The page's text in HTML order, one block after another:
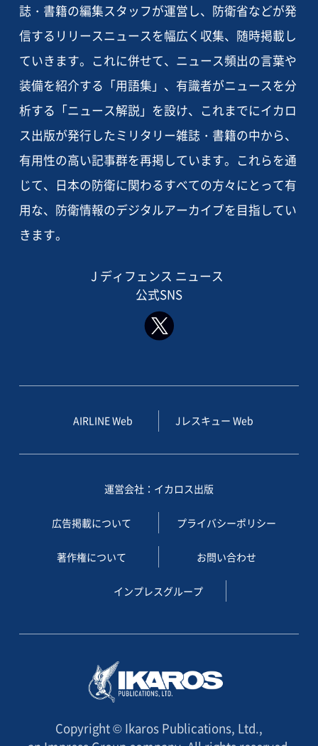
誌・書籍の編集スタッフが運営し、防衛省などが発
信するリリースニュースを幅広く収集、随時掲載し
ていきます。これに併せて、ニュース頻出の言葉や
装備を紹介する「用語集」、有識者がニュースを分
析する「ニュース解説」を設け、これまでにイカロ
ス出版が発行したミリタリー雑誌・書籍の中から、
有用性の高い記事群を再掲しています。これらを通
じて、日本の防衛に関わるすべての方々にとって有
用な、防衛情報のデジタルアーカイブを目指してい
きます。
J ディフェンス ニュース
公式SNS
AIRLINE Web Jレスキュー Web
運営会社：イカロス出版
広告掲載について プライバシーポリシー
著作権について お問い合わせ
インプレスグループ
Copyright © Ikaros Publications, Ltd.,